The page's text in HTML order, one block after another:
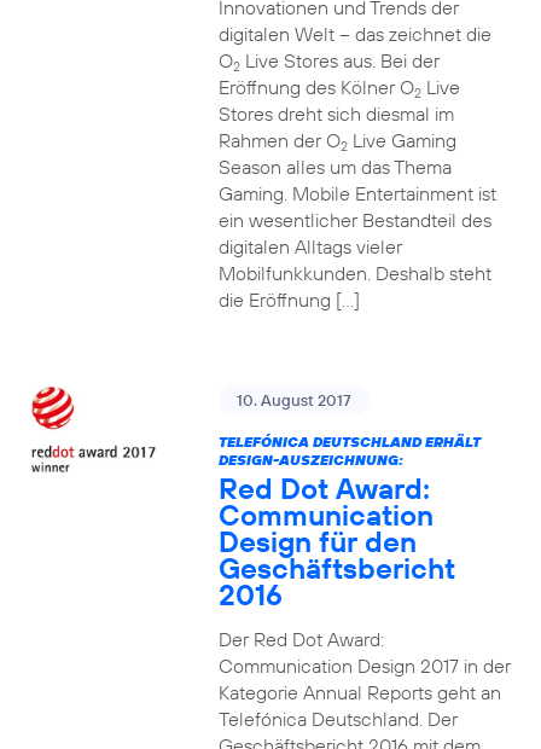
Innovationen und Trends der
digitalen Welt – das zeichnet die
O2Live Stores aus. Bei der
Eröffnung des Kölner O2Live
Stores dreht sich diesmal im
Rahmen der O2Live Gaming
Season alles um das Thema
Gaming. Mobile Entertainment ist
ein wesentlicher Bestandteil des
digitalen Alltags vieler
Mobilfunkkunden. Deshalb steht
die Eröffnung […]
10. August 2017
TELEFÓNICA DEUTSCHLAND ERHÄLT
DESIGN-AUSZEICHNUNG:
Red Dot Award:
Communication
Design für den
Geschäftsbericht
2016
Der Red Dot Award:
Communication Design 2017 in der
Kategorie Annual Reports geht an
Telefónica Deutschland. Der